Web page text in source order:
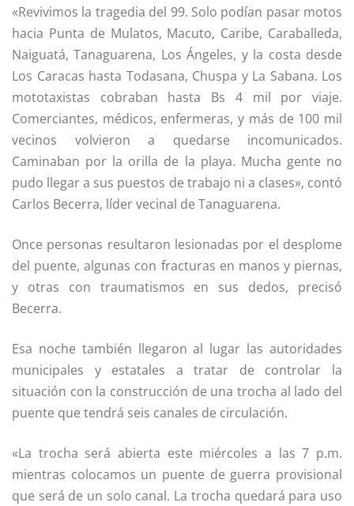
«Revivimos la tragedia del 99. Solo podían pasar motos
hacia Punta de Mulatos, Macuto, Caribe, Caraballeda,
Naiguatá, Tanaguarena, Los Ángeles, y la costa desde
Los Caracas hasta Todasana, Chuspa y La Sabana. Los
mototaxistas cobraban hasta Bs 4 mil por viaje.
Comerciantes, médicos, enfermeras, y más de 100 mil
vecinos volvieron a quedarse incomunicados.
Caminaban por la orilla de la playa. Mucha gente no
pudo llegar a sus puestos de trabajo ni a clases», contó
Carlos Becerra, líder vecinal de Tanaguarena.
Once personas resultaron lesionadas por el desplome
del puente, algunas con fracturas en manos y piernas,
y otras con traumatismos en sus dedos, precisó
Becerra.
Esa noche también llegaron al lugar las autoridades
municipales y estatales a tratar de controlar la
situación con la construcción de una trocha al lado del
puente que tendrá seis canales de circulación.
«La trocha será abierta este miércoles a las 7 p.m.
mientras colocamos un puente de guerra provisional
que será de un solo canal. La trocha quedará para uso